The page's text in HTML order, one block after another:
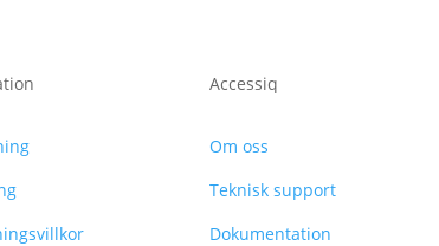
Accessiq
Om oss
Teknisk support
Dokumentation